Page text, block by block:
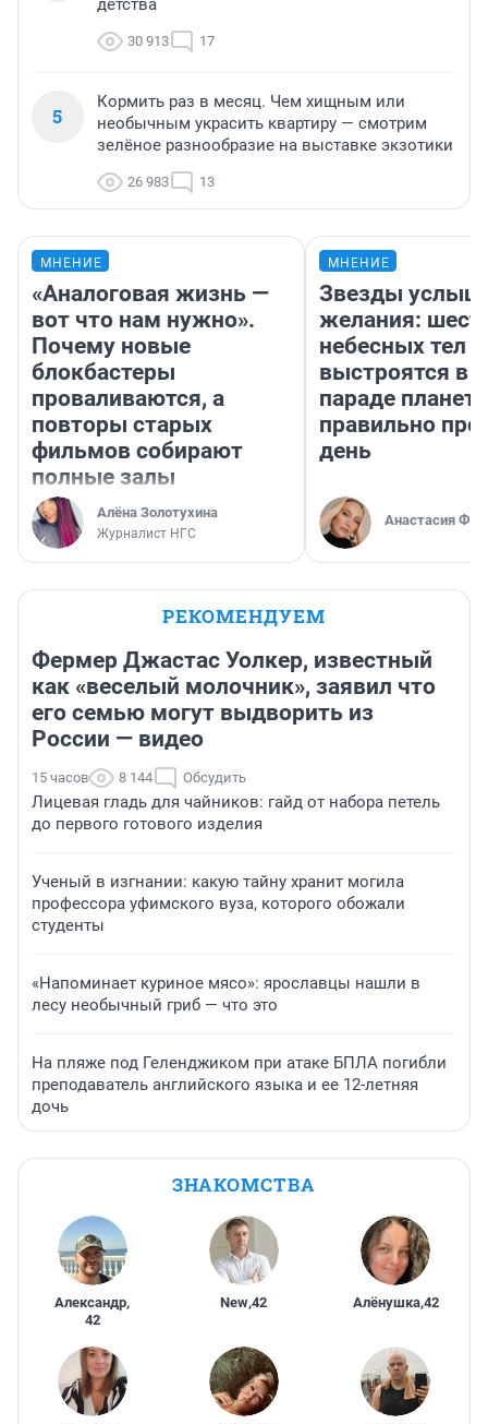
детства
30 913 17
5
Кормить раз в месяц. Чем хищным или
необычным украсить квартиру — смотрим
зелёное разнообразие на выставке экзотики
26 983 13
МНЕНИЕ
«Аналоговая жизнь —
вот что нам нужно».
Почему новые
блокбастеры
проваливаются, а
повторы старых
фильмов собирают
полные залы
Алёна Золотухина
Журналист НГС
МНЕНИЕ
Звезды
желания:
небесных тел
выстроятся в
параде планет
правильно
день
Анастасия
РЕКОМЕНДУЕМ
Фермер Джастас Уолкер, известный
как «веселый молочник», заявил что
его семью могут выдворить из
России — видео
15 часов 8 144 Обсудить
Лицевая гладь для чайников: гайд от набора петель
до первого готового изделия
Ученый в изгнании: какую тайну хранит могила
профессора уфимского вуза, которого обожали
студенты
«Напоминает куриное мясо»: ярославцы нашли в
лесу необычный гриб — что это
На пляже под Геленджиком при атаке БПЛА погибли
преподаватель английского языка и ее 12-летняя
дочь
ЗНАКОМСТВА
Александр,
42
New,42 Алёнушка,42